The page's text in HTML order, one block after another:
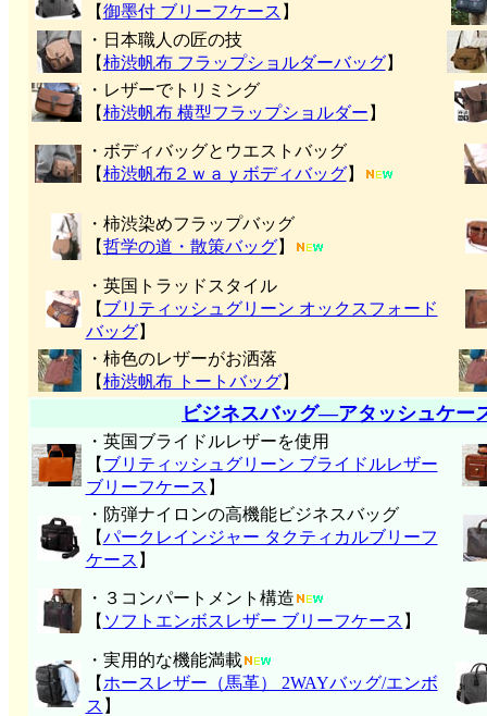
【御墨付 ブリーフケース 】
・日本職人の匠の技
【柿渋帆布 フラップショルダーバッグ】
・レザーでトリミング
【柿渋帆布 横型フラップショルダー 】
・ボディバッグとウエストバッグ
【柿渋帆布２ｗａｙボディバッグ】
・柿渋染めフラップバッグ
【哲学の道・散策バッグ】
・英国トラッドスタイル
【 ブリティッシュグリーン オックスフォード
バッグ】
・柿色のレザーがお洒落
【柿渋帆布 トートバッグ】
ビジネスバッグ―アタッシュケー
・英国ブライドルレザーを使用
【 ブリティッシュグリーン ブライドルレザー
ブリーフケース 】
・防弾ナイロンの高機能ビジネスバッグ
【パークレインジャー タクティカルブリーフ
ケース 】
・３コンパートメント構造
【 ソフトエンボスレザー ブリーフケース 】
・実用的な機能満載
【 ホースレザー（馬革） 2WAYバッグ/エンボ
ス 】